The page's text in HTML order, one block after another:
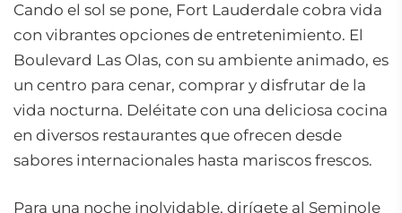
Cando el sol se pone, Fort Lauderdale cobra vida
con vibrantes opciones de entretenimiento. El
Boulevard Las Olas, con su ambiente animado, es
un centro para cenar, comprar y disfrutar de la
vida nocturna. Deléitate con una deliciosa cocina
en diversos restaurantes que ofrecen desde
sabores internacionales hasta mariscos frescos.
Para una noche inolvidable, dirígete al Seminole